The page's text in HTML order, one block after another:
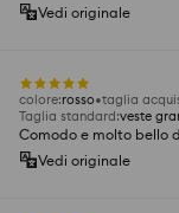
Vedi originale
colore:rosso taglia
Taglia standard:veste
Comodo e molto bello
Vedi originale